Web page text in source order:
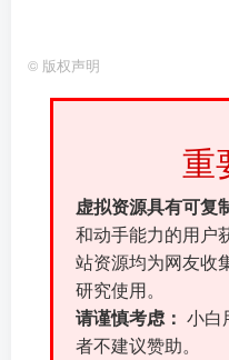
© 版权声明
重
虚拟资源具有可复
和动手能力的用户
站资源均为网友收
研究使用。
请谨慎考虑： 小白
者不建议赞助。